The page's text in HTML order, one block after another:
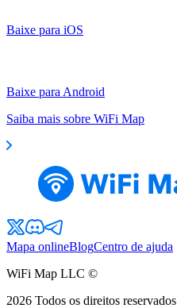
Baixe para iOS
Baixe para Android
Saiba mais sobre WiFi Map
Mapa onlineBlogCentro de ajuda
WiFi Map LLC ©
2026 Todos os direitos reservados